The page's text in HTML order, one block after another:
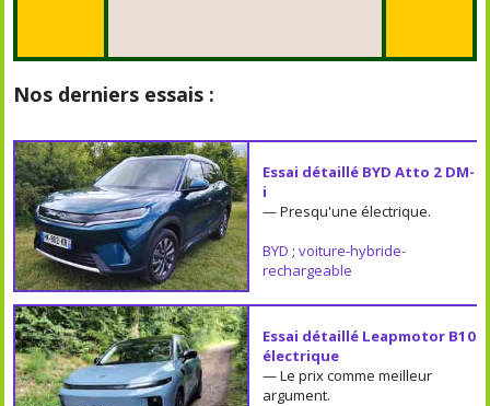
Nos derniers essais :
Essai détaillé BYD Atto 2 DM-
i
— Presqu'une électrique.
BYD ; voiture-hybride-
rechargeable
Essai détaillé Leapmotor B10
électrique
— Le prix comme meilleur
argument.